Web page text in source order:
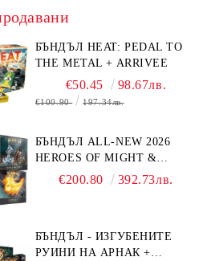
БЪНДЪЛ HEAT: PEDAL TO
THE METAL + ARRIVEE
€50.45 98.67лв.
€100.90 197.34лв.
БЪНДЪЛ ALL-NEW 2026
HEROES OF MIGHT &
MAGIC III: THE BOARD
€200.80 392.73лв.
БЪНДЪЛ - ИЗГУБЕНИТЕ
РУИНИ НА АРНАК +